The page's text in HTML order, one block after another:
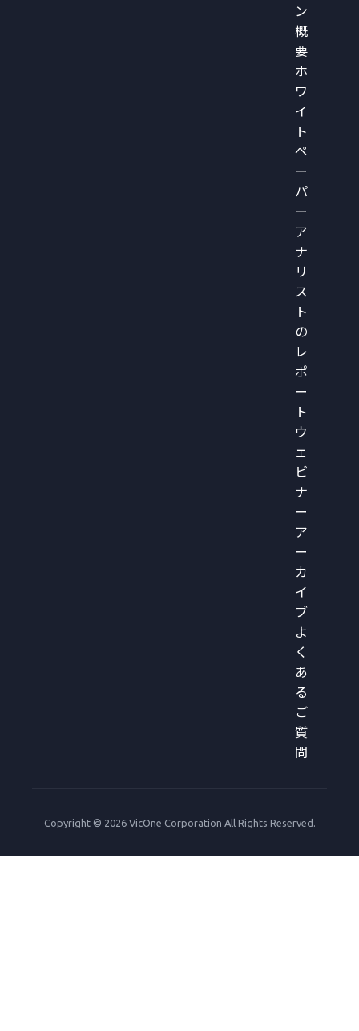
ン
概
要
ホ
ワ
イ
ト
ペ
ー
パ
ー
ア
ナ
リ
ス
ト
の
レ
ポ
ー
ト
ウ
ェ
ビ
ナ
ー
ア
ー
カ
イ
ブ
よ
く
あ
る
ご
質
問
Copyright © 2026 VicOne Corporation All Rights Reserved.